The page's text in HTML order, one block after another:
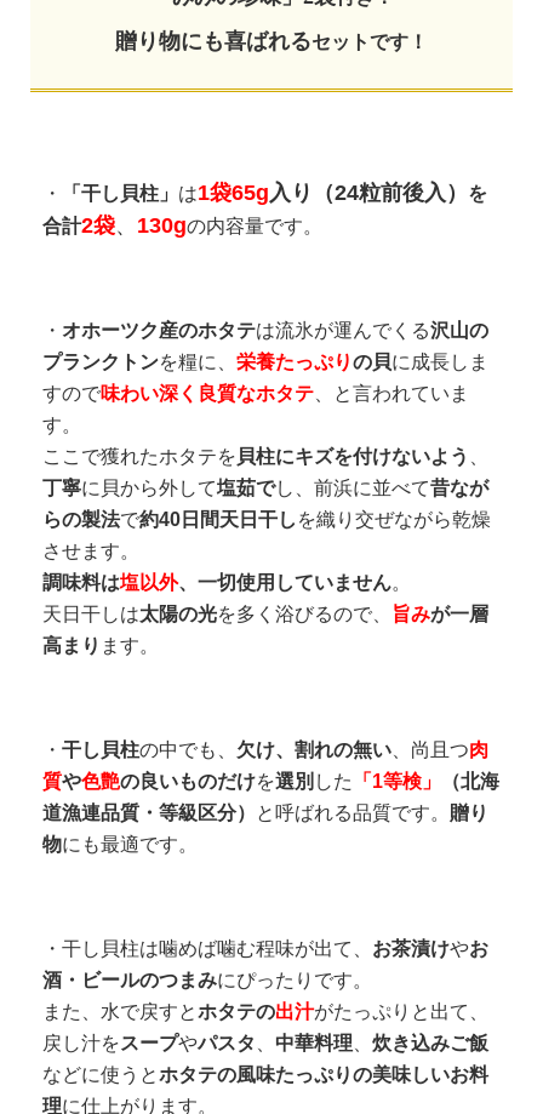
カスタマーハラスメントについて
贈り物にも喜ばれるセットです！
・ 「干し貝柱」 は1袋65g入り（24粒前後入）
を
合計2袋、 130gの内容量です。
・ オホーツク産のホタテは流氷が運んでくる沢山の
プランクトンを糧に、 栄養たっぷりの貝に成長しま
すので味わい深く良質なホタテ 、と言われていま
す。
ここで獲れたホタテを 貝柱にキズを付けないよう
丁寧に貝から外して塩茹でし、前浜に並べて昔なが
らの製法で約40日間天日干し を織り交ぜながら乾燥
させます。
調味料は塩以外、一切使用していません。
天日干しは太陽の光を多く浴びるので、 旨みが一層
高まり ます。
・ 干し貝柱の中でも、 欠け、割れの無い 、尚且つ肉
質や色艶の良いものだけを選別 した 「1等検」
（北海
道漁連品質・等級区分）
と呼ばれる品質です。 贈り
物にも最適です。
・干し貝柱は噛めば噛む程味が出て、 お茶漬けやお
酒・ビールのつまみにぴったりです。
また、水で戻すとホタテの出汁がたっぷりと出て、
戻し汁をスープやパスタ 中華料理
炊き込みご飯
などに使うとホタテの風味たっぷりの美味しいお料
理に仕上がります。